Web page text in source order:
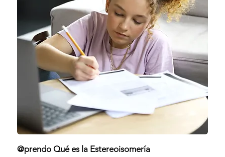
@prendo Qué es la Estereoisomería